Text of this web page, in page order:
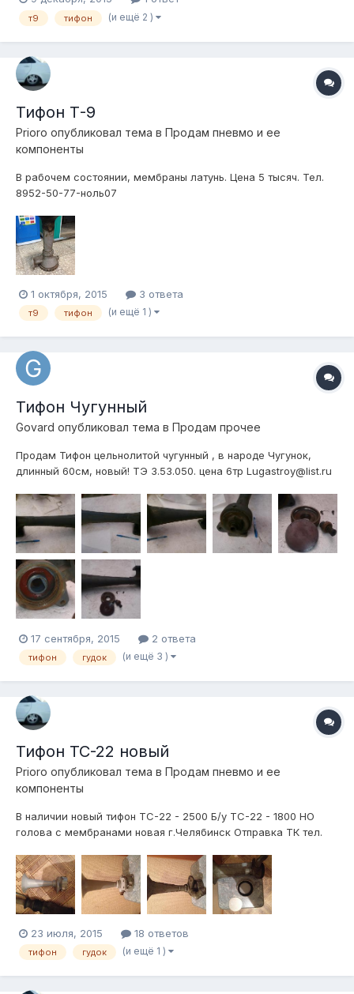
т9 тифон (и ещё 2 )
Тифон Т-9
Prioro опубликовал тема в Продам пневмо и ее
компоненты
В рабочем состоянии, мембраны латунь. Цена 5 тысяч. Тел.
8952-50-77-ноль07
1 октября, 2015 3 ответа
т9 тифон (и ещё 1 )
Тифон Чугунный
Govard опубликовал тема в Продам прочее
Продам Тифон цельнолитой чугунный , в народе Чугунок,
длинный 60см, новый! ТЭ 3.53.050. цена 6тр Lugastroy@list.ru
17 сентября, 2015 2 ответа
тифон гудок (и ещё 3 )
Тифон ТС-22 новый
Prioro опубликовал тема в Продам пневмо и ее
компоненты
В наличии новый тифон ТС-22 - 2500 Б/у ТС-22 - 1800 НО
голова с мембранами новая г.Челябинск Отправка ТК тел.
23 июля, 2015 18 ответов
тифон гудок (и ещё 1 )